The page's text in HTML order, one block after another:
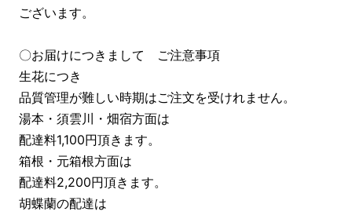
ございます。
〇お届けにつきまして ご注意事項
生花につき
品質管理が難しい時期はご注文を受けれません。
湯本・須雲川・畑宿方面は
配達料1,100円頂きます。
箱根・元箱根方面は
配達料2,200円頂きます。
胡蝶蘭の配達は